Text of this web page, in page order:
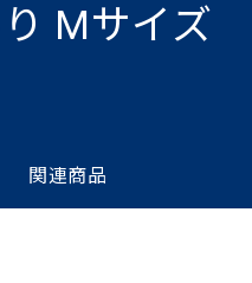
Mサイズ
関連商品